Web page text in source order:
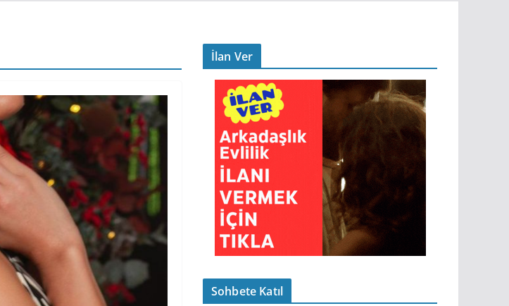
İlan Ver
Sohbete Katıl